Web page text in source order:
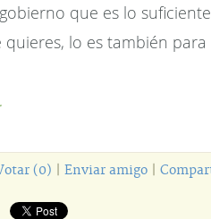
que es lo
quieres, lo es también
(0) Enviar amigo